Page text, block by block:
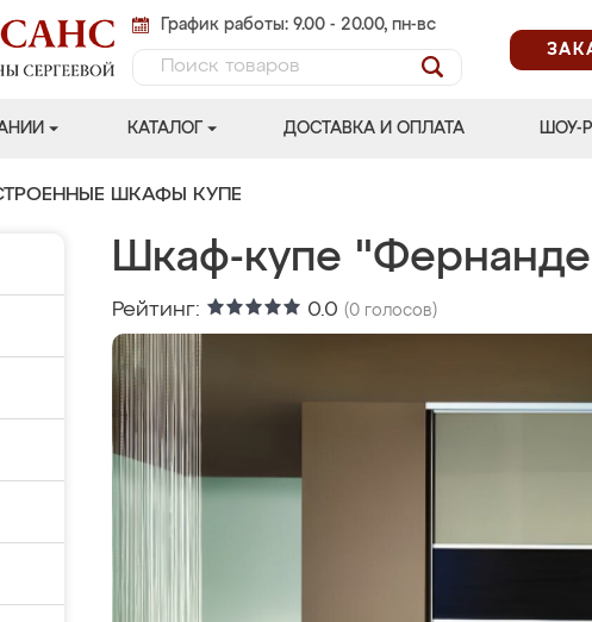
График работы: 9.00 - 20.00, пн-вс
КАТАЛОГ ДОСТАВКА И ОПЛАТА ШОУ-
ШКАФЫ КУПЕ
Шкаф-купе
Рейтинг: 0.0 (0 голосов)